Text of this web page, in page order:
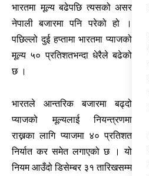
भारतमा मूल्य बढेपछि त्यसको असर
नेपाली बजारमा पनि परेको हो ।
पछिल्लो दुई हप्तामा भारतमा प्याजको
मूल्य ५० प्रतिशतभन्दा धेरैले बढेको
छ ।
भारतले आन्तरिक बजारमा बढ्दो
प्याजको मूल्यलाई नियन्त्रणमा
राख्नका लागि प्याजमा ४० प्रतिशत
निर्यात कर समेत लगाएको छ । यो
नियम आउँदो डिसेम्बर ३१ तारिखसम्म